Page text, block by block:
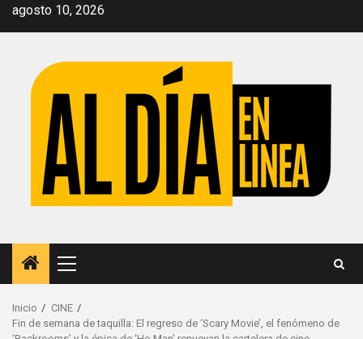
Saltar
agosto 10, 2026
Menú
principal
Inicio
CINE
Fin de semana de taquilla: El regreso de ‘Scary Movie’, el fenómeno de